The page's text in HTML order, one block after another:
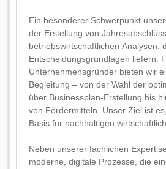
Ein besonderer Schwerpunkt
der Erstellung von
betriebswirtschaftlichen Analysen,
Entscheidungsgrundlagen liefern.
Unternehmensgründer bieten wir
Begleitung – von der Wahl der
über Businessplan-Erstellung bis
von Fördermitteln. Unser Ziel ist
Basis für nachhaltigen
Neben unserer fachlichen
moderne, digitale Prozesse, die